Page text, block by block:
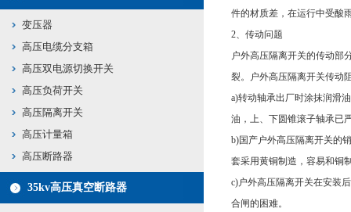
变压器
高压电缆分支箱
高压双电源切换开关
高压负荷开关
高压隔离开关
高压计量箱
高压断路器
35kv高压真空断路器
件的材质差，在运行中受酸
2、传动问题
户外高压隔离开关的传动部
裂。户外高压隔离开关传动
a)转动轴承出厂时涂抹润滑
油，上、下圆锥滚子轴承已
b)国产户外高压隔离开关的
套采用黄铜制造，容易和铜
c)户外高压隔离开关在安装
合闸的困难。